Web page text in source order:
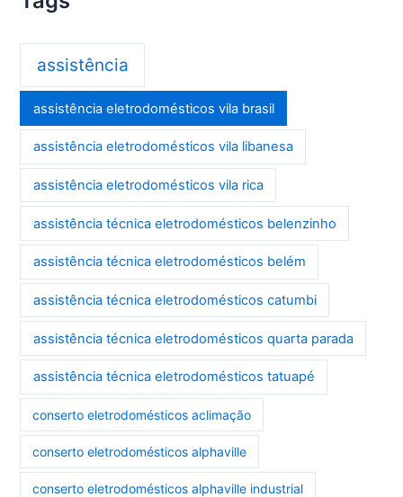
assistência
assistência eletrodomésticos vila brasil
assistência eletrodomésticos vila libanesa
assistência eletrodomésticos vila rica
assistência técnica eletrodomésticos belenzinho
assistência técnica eletrodomésticos belém
assistência técnica eletrodomésticos catumbi
assistência técnica eletrodomésticos quarta parada
assistência técnica eletrodomésticos tatuapé
conserto eletrodomésticos aclimação
conserto eletrodomésticos alphaville
conserto eletrodomésticos alphaville industrial